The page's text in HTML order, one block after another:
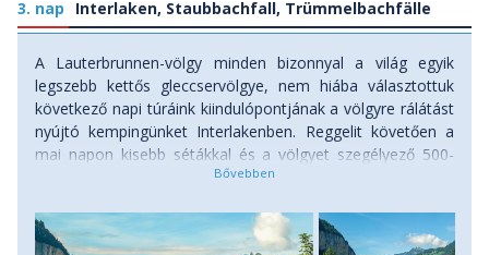
3. nap Interlaken, Staubbachfall, Trümmelbachfälle
A Lauterbrunnen-völgy minden bizonnyal a világ egyik
legszebb kettős gleccservölgye, nem hiába választottuk
következő napi túráink kiindulópontjának a völgyre rálátást
nyújtó kempingünket Interlakenben. Reggelit követően a
mai napon kisebb sétákkal és a völgyet szegélyező 500-
800 méter magas falakról lezúduló vízesések
Staubbach-vízesést közelítjük meg egy ösvényen, majd
pedig Európa egyetlen igazi gleccser-vízesésének, a